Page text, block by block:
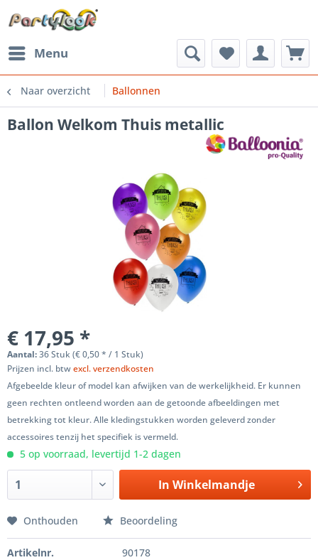
Menu
Naar overzicht Ballonnen
Ballon Welkom Thuis metallic
€ 17,95 *
Aantal:36 Stuk (€ 0,50 * / 1 Stuk)
Prijzen incl. btwexcl. verzendkosten
Afgebeelde kleur of model kan afwijken van de werkelijkheid. Er kunnen
geen rechten ontleend worden aan de getoonde afbeeldingen met
betrekking tot kleur. Alle kledingstukken worden geleverd zonder
accessoires tenzij het specifiek is vermeld.
5 op voorraad, levertijd 1-2 dagen
In Winkelmandje
Onthouden Beoordeling
Artikelnr.
90178